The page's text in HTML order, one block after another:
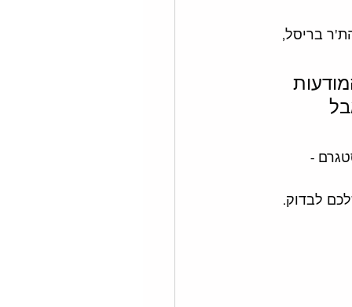
בריסל,
-
לבדוק.